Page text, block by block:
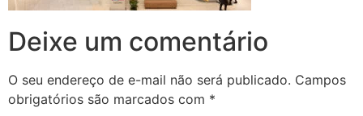
Deixe um comentário
O seu endereço de e-mail não será publicado. Campos
obrigatórios são marcados com *